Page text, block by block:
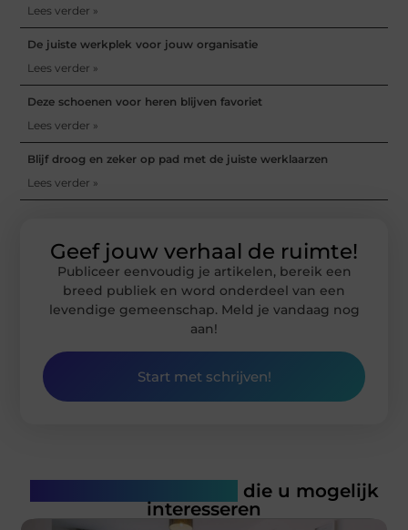
Lees verder »
De juiste werkplek voor jouw organisatie
Lees verder »
Deze schoenen voor heren blijven favoriet
Lees verder »
Blijf droog en zeker op pad met de juiste werklaarzen
Lees verder »
Geef jouw verhaal de ruimte!
Publiceer eenvoudig je artikelen, bereik een
breed publiek en word onderdeel van een
levendige gemeenschap. Meld je vandaag nog
aan!
Start met schrijven!
die u mogelijk
interesseren